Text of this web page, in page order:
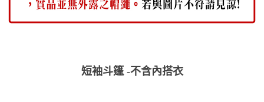
每筆NT$80，滿NT$2,000(含以上)免運費
短袖斗篷 -不含內搭衣